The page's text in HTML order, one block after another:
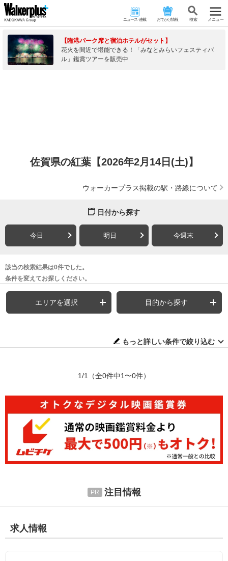
ニュース･連載 おでかけ情報 検 索 メニュー
【臨港パーク席と宿泊ホテルがセット】
花火を間近で堪能できる！「みなとみらいフェスティバ
ル」鑑賞ツアーを販売中
佐賀県の紅葉【2026年2月14日(土)】
ウォーカープラス掲載の駅・路線について
日付から探す
今日 明日 今週末
該当の検索結果は0件でした。
条件を変えてお探しください。
エリアを選択 目的から探す
もっと詳しい条件で絞り込む
1/1 （全0件中1〜0件）
注目情報
求人情報